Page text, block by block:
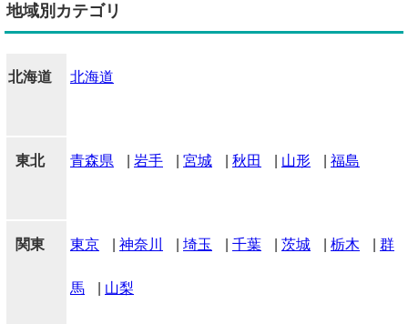
地域別カテゴリ
北海道 北海道
東北 青森県 岩手 宮城 秋田 山形 福島
関東 東京 神奈川 埼玉 千葉 茨城 栃木 群
馬 山梨